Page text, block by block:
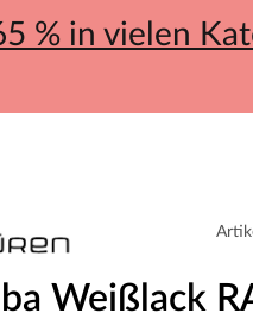
% in vielen
Weißlack